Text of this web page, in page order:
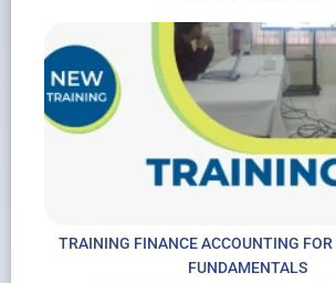
TRAINING FINANCE ACCOUNTING
FUNDAMENTALS